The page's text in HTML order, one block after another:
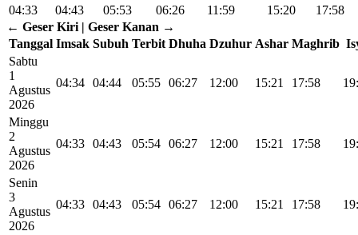
04:33
04:43 05:53 06:26 11:59 15:20
17:58
← Geser Kiri | Geser Kanan →
Tanggal Imsak Subuh Terbit Dhuha Dzuhur Ashar Maghrib
Sabtu
1
Agustus
2026
04:34 04:44 05:55 06:27 12:00 15:21 17:58
Minggu
2
Agustus
2026
04:33 04:43 05:54 06:27 12:00 15:21 17:58
Senin
3
Agustus
2026
04:33 04:43 05:54 06:27 12:00 15:21 17:58